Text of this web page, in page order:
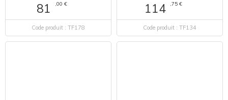
81 ,00 €
Code produit : TF178
114 ,75 €
Code produit : TF134